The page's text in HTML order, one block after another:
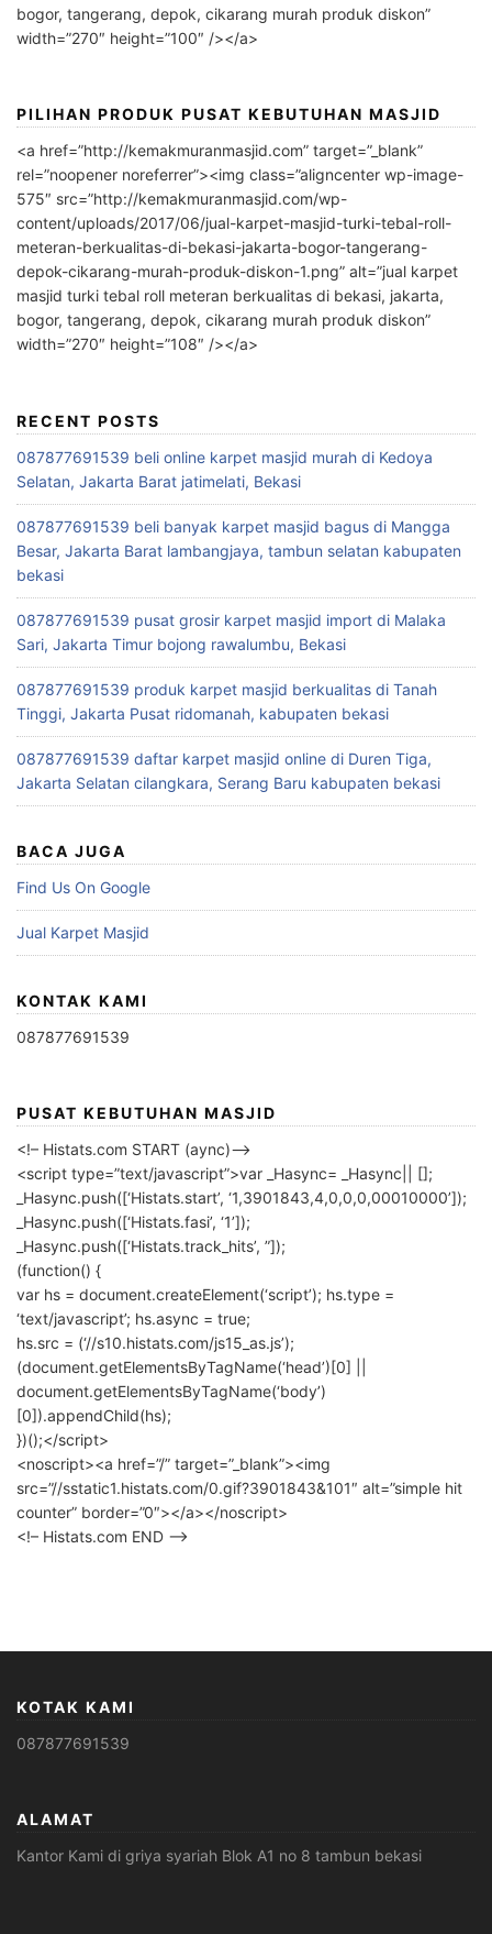
bogor, tangerang, depok, cikarang murah produk diskon”
width=”270″ height=”100″ /></a>
PILIHAN PRODUK PUSAT KEBUTUHAN MASJID
<a href=”http://kemakmuranmasjid.com” target=”_blank”
rel=”noopener noreferrer”><img class=”aligncenter wp-image-
575″ src=”http://kemakmuranmasjid.com/wp-
content/uploads/2017/06/jual-karpet-masjid-turki-tebal-roll-
meteran-berkualitas-di-bekasi-jakarta-bogor-tangerang-
depok-cikarang-murah-produk-diskon-1.png” alt=”jual karpet
masjid turki tebal roll meteran berkualitas di bekasi, jakarta,
bogor, tangerang, depok, cikarang murah produk diskon”
width=”270″ height=”108″ /></a>
RECENT POSTS
087877691539 beli online karpet masjid murah di Kedoya
Selatan, Jakarta Barat jatimelati, Bekasi
087877691539 beli banyak karpet masjid bagus di Mangga
Besar, Jakarta Barat lambangjaya, tambun selatan kabupaten
bekasi
087877691539 pusat grosir karpet masjid import di Malaka
Sari, Jakarta Timur bojong rawalumbu, Bekasi
087877691539 produk karpet masjid berkualitas di Tanah
Tinggi, Jakarta Pusat ridomanah, kabupaten bekasi
087877691539 daftar karpet masjid online di Duren Tiga,
Jakarta Selatan cilangkara, Serang Baru kabupaten bekasi
BACA JUGA
Find Us On Google
Jual Karpet Masjid
KONTAK KAMI
087877691539
PUSAT KEBUTUHAN MASJID
<!– Histats.com START (aync)–>
<script type=”text/javascript”>var _Hasync= _Hasync|| [];
_Hasync.push([‘Histats.start’, ‘1,3901843,4,0,0,0,00010000’]);
_Hasync.push([‘Histats.fasi’, ‘1’]);
_Hasync.push([‘Histats.track_hits’, ”]);
(function() {
var hs = document.createElement(‘script’); hs.type =
‘text/javascript’; hs.async = true;
hs.src = (‘//s10.histats.com/js15_as.js’);
(document.getElementsByTagName(‘head’)[0] ||
document.getElementsByTagName(‘body’)
[0]).appendChild(hs);
})();</script>
<noscript><a href=”/” target=”_blank”><img
src=”//sstatic1.histats.com/0.gif?3901843&101″ alt=”simple hit
counter” border=”0″></a></noscript>
<!– Histats.com END –>
KOTAK KAMI
087877691539
ALAMAT
Kantor Kami di griya syariah Blok A1 no 8 tambun bekasi